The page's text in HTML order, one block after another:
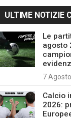
ULTIME NOTIZIE
Le
agosto
7
Calcio
2026: